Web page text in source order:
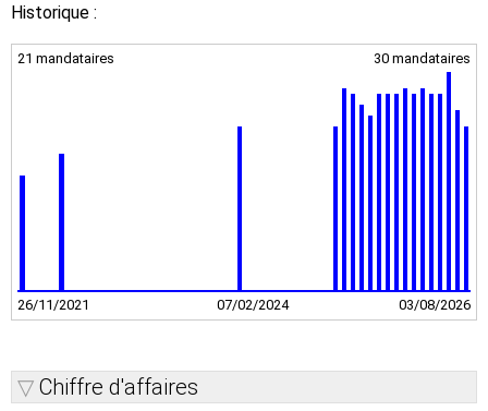
Historique :
21 mandataires 30 mandataires
26/11/2021 07/02/2024 03/08/2026
Chiffre d'affaires